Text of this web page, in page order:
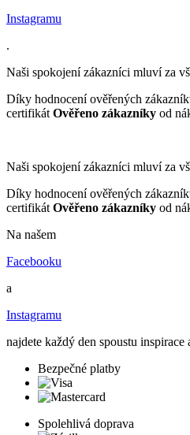
Instagramu
.
Naši spokojení zákazníci mluví za
Díky hodnocení ověřených
certifikát Ověřeno zákazníky od
Naši spokojení zákazníci mluví za
Díky hodnocení ověřených
certifikát Ověřeno zákazníky od
Na našem
Facebooku
a
Instagramu
najdete každý den spoustu inspirace
Bezpečné platby
Spolehlivá doprava